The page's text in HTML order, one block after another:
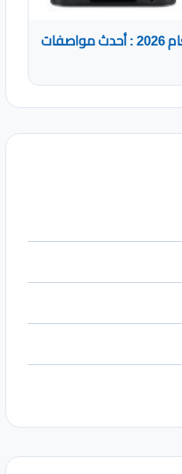
أفضل أجهزة الكمبيوتر المكتبي لعام 2026 : أحدث مواصفات